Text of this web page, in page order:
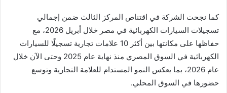
كما نجحت الشركة في اقتناص المركز الثالث ضمن إجمالي
تسجيلات السيارات الكهربائية في مصر خلال أبريل 2026، مع
حفاظها على مكانتها بين أكثر 10 علامات تجارية تسجيلًا للسيارات
الكهربائية في السوق المصري منذ نهاية عام 2025 وحتى الآن خلال
عام 2026، بما يعكس النمو المستدام للعلامة التجارية وتوسع
حضورها في السوق المحلي.